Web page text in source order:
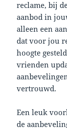
reclame, bij
aanbod in
alleen een
dat voor jou
hoogte
vrienden
vertrouwd.
Een leuk
de